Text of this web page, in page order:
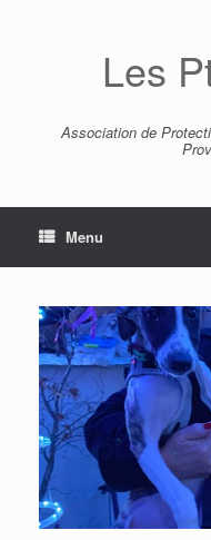
Les
Association de
Menu